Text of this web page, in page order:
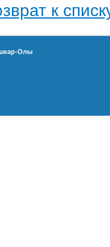
к
Олы